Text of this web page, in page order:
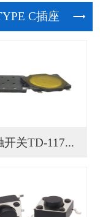
开关TD-117...